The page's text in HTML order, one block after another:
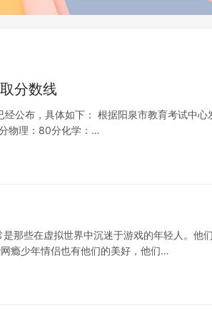
分数线
公布，具体如下： 根据阳泉市教育考试中
物理：80分化学：…
那些在虚拟世界中沉迷于游戏的年轻人。他
瘾少年情侣也有他们的美好，他们…